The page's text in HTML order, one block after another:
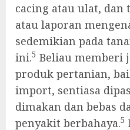
cacing atau ulat, dan
atau laporan
sedemikian pada
ini.5 Beliau memberi
produk pertanian,
import, sentiasa
dimakan dan bebas
penyakit berbahaya.5